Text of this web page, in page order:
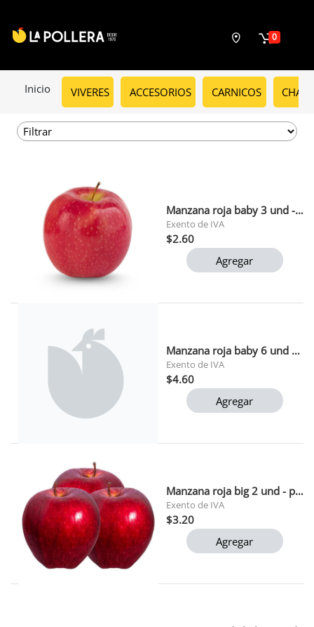
0
Inicio VIVERES ACCESORIOS CARNICOS
Manzana roja baby 3 und - pollera.
Exento de IVA
$2.60
Agregar
Manzana roja baby 6 und en cont.
Exento de IVA
$4.60
Agregar
Manzana roja big 2 und - pollera.
Exento de IVA
$3.20
Agregar